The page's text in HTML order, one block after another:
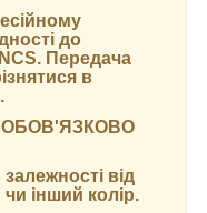
до
NCS. Передача
в
ОБОВ'ЯЗКОВО
від
інший колір.